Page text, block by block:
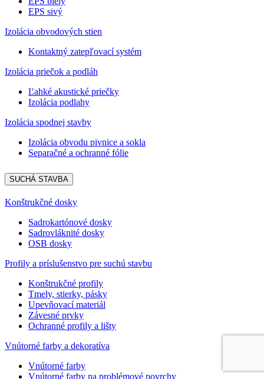
EPS sivý
Izolácia obvodových stien
Kontaktný zatepľovací systém
Izolácia priečok a podláh
Ľahké akustické priečky
Izolácia podlahy
Izolácia spodnej stavby
Izolácia obvodu pivnice a sokla
Separačné a ochranné fólie
SUCHÁ STAVBA
Konštrukčné dosky
Sadrokartónové dosky
Sadrovláknité dosky
OSB dosky
Profily a príslušenstvo pre suchú stavbu
Konštrukčné profily
Tmely, stierky, pásky
Upevňovací materiál
Závesné prvky
Ochranné profily a lišty
Vnútorné farby a dekoratíva
Vnútorné farby
Vnútorné farby na problémové povrchy